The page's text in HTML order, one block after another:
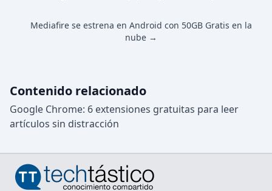
Mediafire se estrena en Android con 50GB Gratis en la
nube →
Contenido relacionado
Google Chrome: 6 extensiones gratuitas para leer
artículos sin distracción